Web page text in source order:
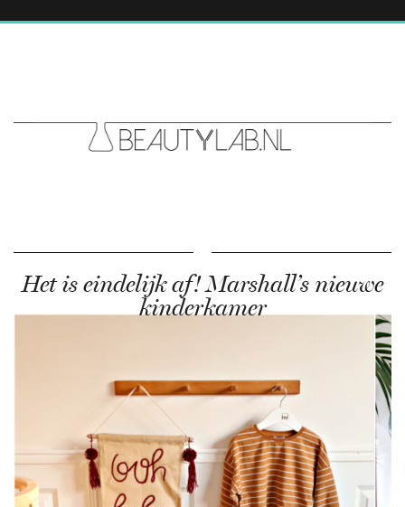
Het is eindelijk af! Marshall’s nieuwe
kinderkamer